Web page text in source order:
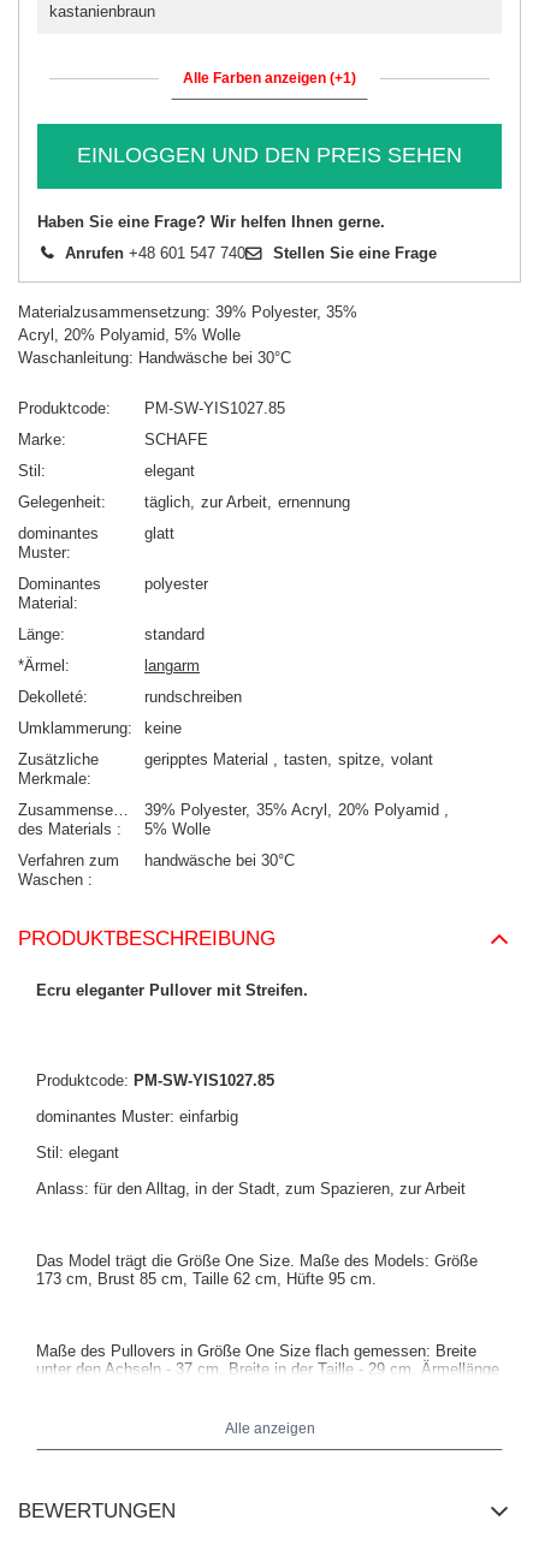
kastanienbraun
Alle Farben anzeigen (+1)
EINLOGGEN UND DEN PREIS SEHEN
Haben Sie eine Frage? Wir helfen Ihnen gerne.
Anrufen +48 601 547 740 Stellen Sie eine Frage
Materialzusammensetzung: 39% Polyester, 35%
Acryl, 20% Polyamid, 5% Wolle
Waschanleitung: Handwäsche bei 30°C
Produktcode
PM-SW-YIS1027.85
Marke
SCHAFE
Stil
elegant
Gelegenheit
täglich zur Arbeit ernennung
dominantes
Muster
glatt
Dominantes
Material
polyester
Länge
standard
*Ärmel
langarm
Dekolleté
rundschreiben
Umklammerung
keine
Zusätzliche
Merkmale
geripptes Material tasten spitze volant
Zusammensetzung
des Materials
39% Polyester 35% Acryl
20% Polyamid
5% Wolle
Verfahren zum
Waschen
handwäsche bei 30°C
PRODUKTBESCHREIBUNG
Ecru eleganter Pullover mit Streifen.
Produktcode: PM-SW-YIS1027.85
dominantes Muster: einfarbig
Stil: elegant
Anlass: für den Alltag, in der Stadt, zum Spazieren, zur Arbeit
Das Model trägt die Größe One Size. Maße des Models: Größe
173 cm, Brust 85 cm, Taille 62 cm, Hüfte 95 cm
Maße des Pullovers in Größe One Size flach gemessen: Breite
unter den Achseln - 37 cm, Breite in der Taille - 29 cm, Ärmellänge
Alle anzeigen
BEWERTUNGEN